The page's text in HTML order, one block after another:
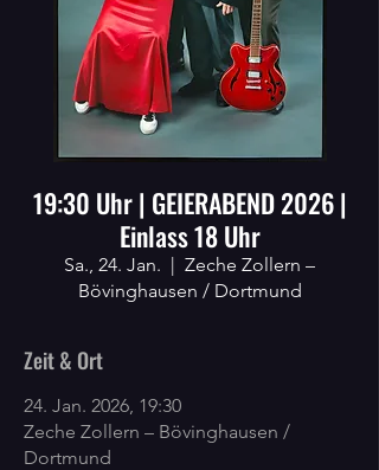
19:30 Uhr | GEIERABEND 2026 |
Einlass 18 Uhr
Sa., 24. Jan.
  |
Zeche Zollern –
Bövinghausen / Dortmund
Zeit & Ort
24. Jan. 2026, 19:30
Zeche Zollern – Bövinghausen /
Dortmund